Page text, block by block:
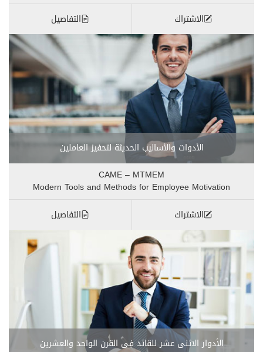
الاشتراك
التفاصيل
الأدوات والأساليب الحديثة لتحفيز العاملين
CAME – MTMEM
Modern Tools and Methods for Employee Motivation
الاشتراك
التفاصيل
الأدوار الاثنى عشر للقائد فى القرن الواحد والعشرين